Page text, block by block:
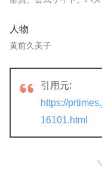
人物
黄前久美子
引用元:
https://
16101.html